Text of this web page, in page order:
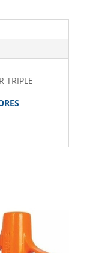
TRIPLE